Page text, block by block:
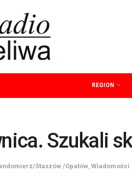
REGION
Szukali
Staszów /Opatów Wiadomości